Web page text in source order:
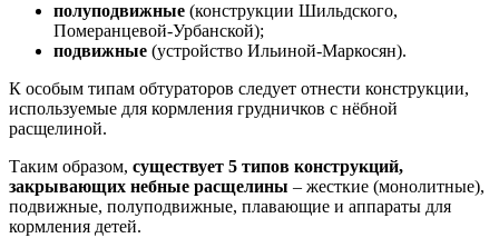
полуподвижные (конструкции Шильдского,
Померанцевой-Урбанской);
подвижные (устройство Ильиной-Маркосян).
К особым типам обтураторов следует отнести конструкции,
используемые для кормления грудничков с нёбной
расщелиной.
Таким образом, существует 5 типов конструкций,
закрывающих небные расщелины – жесткие (монолитные),
подвижные, полуподвижные, плавающие и аппараты для
кормления детей.